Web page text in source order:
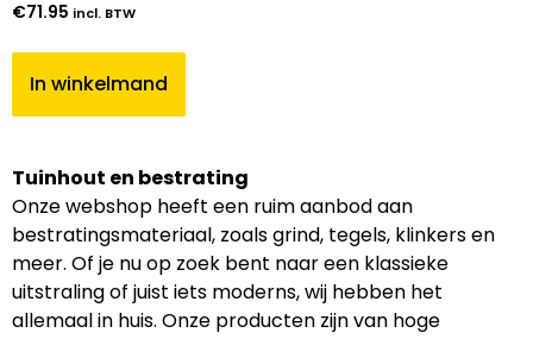
€71.95 incl. BTW
In winkelmand
Tuinhout en bestrating
Onze webshop heeft een ruim aanbod aan
bestratingsmateriaal, zoals grind, tegels, klinkers en
meer. Of je nu op zoek bent naar een klassieke
uitstraling of juist iets moderns, wij hebben het
allemaal in huis. Onze producten zijn van hoge